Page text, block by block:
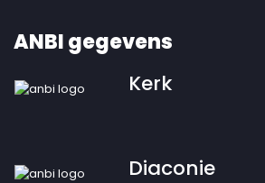
ANBI gegevens
Kerk
Diaconie